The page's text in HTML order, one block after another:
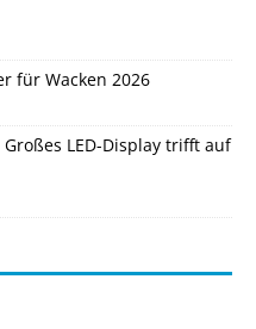
für Wacken 2026
LED-Display trifft auf